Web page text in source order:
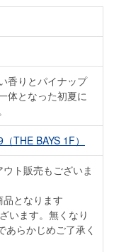
香りとパイナップ
体となった初夏に
THE BAYS 1F）
ト販売もございま
となります
います。無くなり
あらかじめご了承く